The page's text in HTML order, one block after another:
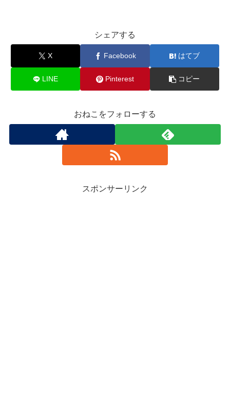
シェアする
X Facebook はてブ
LINE Pinterest コピー
おねこをフォローする
スポンサーリンク